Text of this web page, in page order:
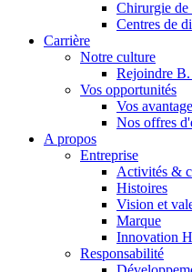
Chirurgie de
Centres de
Carrière
Notre culture
Rejoindre
Vos opportunités
Vos
Nos offres
A propos
Entreprise
Activités &
Histoires
Vision et
Marque
Innovation
Responsabilité